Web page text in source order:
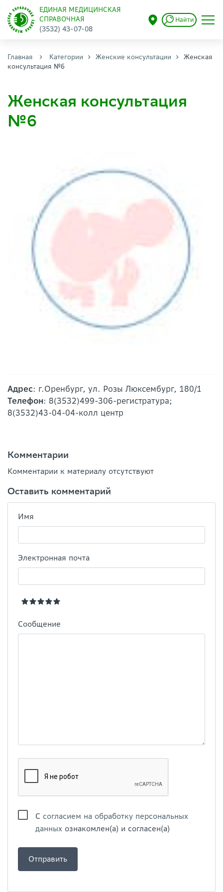
ЕДИНАЯ МЕДИЦИНСКАЯ
СПРАВОЧНАЯ
(3532) 43-07-08
Найти
Главная Категории Женские консультации
Женская
консультация №6
Женская консультация
№6
Адрес: г.Оренбург, ул. Розы Люксембург, 180/1
Телефон: 8(3532)499-306-регистратура;
8(3532)43-04-04-колл центр
Комментарии
Комментарии к материалу отсутствуют
Оставить комментарий
Имя
Электронная почта
Сообщение
С согласием на обработку персональных
данных ознакомлен(а) и согласен(а)